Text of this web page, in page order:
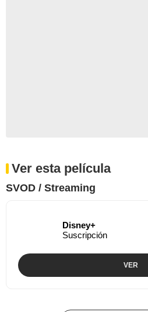
Ver esta película
SVOD / Streaming
Disney+
Suscripción
VER